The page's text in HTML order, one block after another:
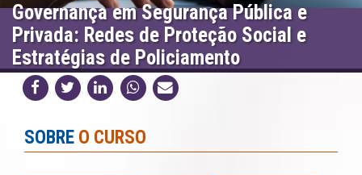
Governança em Segurança Pública e
Privada: Redes de Proteção Social e
Estratégias de Policiamento
SOBRE O CURSO